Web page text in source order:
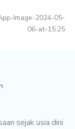
sejak usia dini